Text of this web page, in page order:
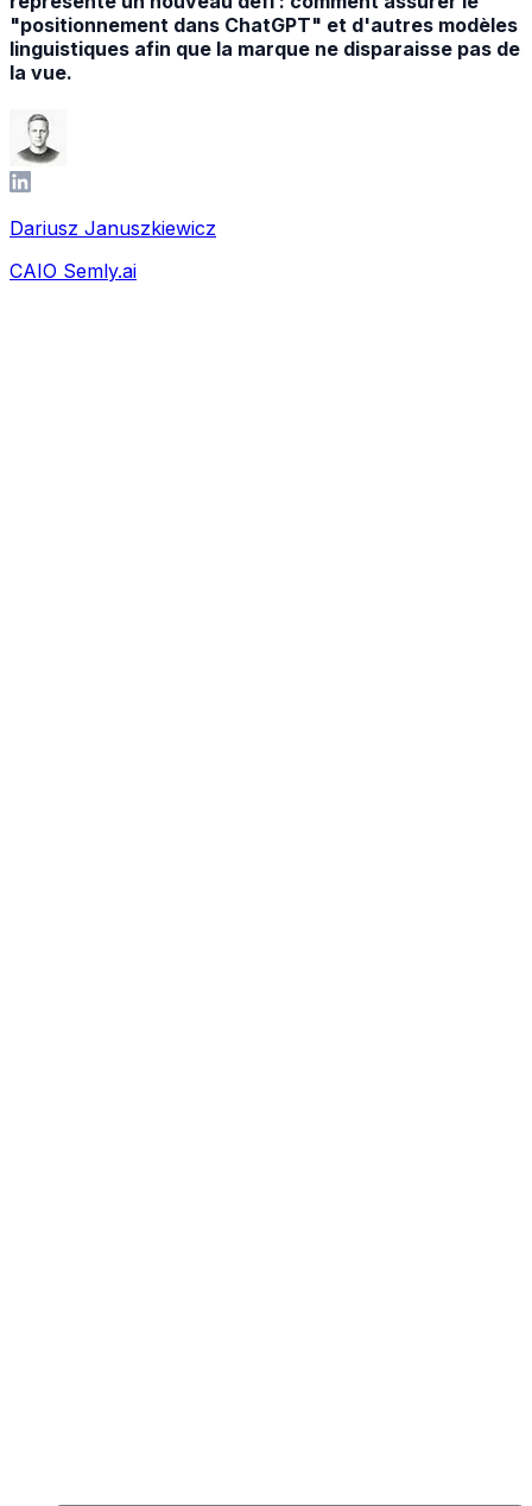
"positionnement dans ChatGPT" et d'autres modèles
linguistiques afin que la marque ne disparaisse pas de
la vue.
Dariusz Januszkiewicz
CAIO Semly.ai